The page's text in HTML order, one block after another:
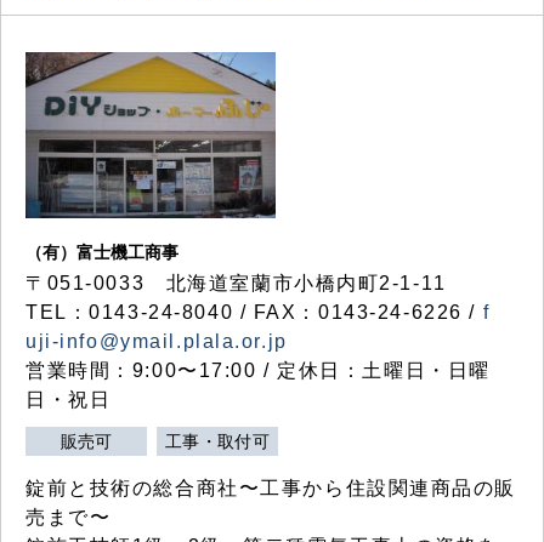
（有）富士機工商事
〒051-0033 北海道室蘭市小橋内町2-1-11
TEL：0143-24-8040 / FAX：0143-24-6226 / f
uji-info@ymail.plala.or.jp
営業時間：9:00〜17:00 / 定休日：土曜日・日曜
日・祝日
販売可 工事・取付可
錠前と技術の総合商社〜工事から住設関連商品の販
売まで〜